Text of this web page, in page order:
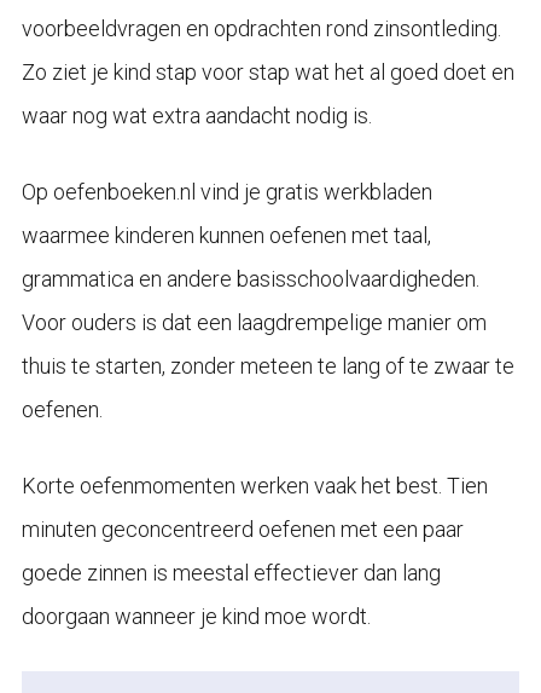
voorbeeldvragen en opdrachten rond zinsontleding.
Zo ziet je kind stap voor stap wat het al goed doet en
waar nog wat extra aandacht nodig is.
Op oefenboeken.nl vind je gratis werkbladen
waarmee kinderen kunnen oefenen met taal,
grammatica en andere basisschoolvaardigheden.
Voor ouders is dat een laagdrempelige manier om
thuis te starten, zonder meteen te lang of te zwaar te
oefenen.
Korte oefenmomenten werken vaak het best. Tien
minuten geconcentreerd oefenen met een paar
goede zinnen is meestal effectiever dan lang
doorgaan wanneer je kind moe wordt.